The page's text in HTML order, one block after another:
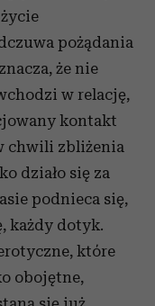
pożądania
że nie
w relację,
kontakt
chwili zbliżenia
działo się za
podnieca się,
każdy dotyk.
które
obojętne,